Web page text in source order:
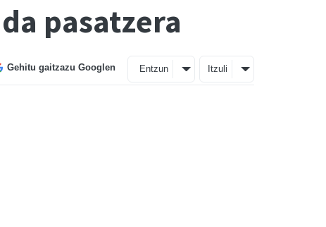
pasatzera
Gehitu gaitzazu Googlen Entzun Itzuli